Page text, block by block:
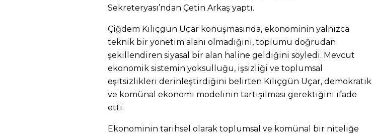
Sekreteryası’ndan Çetin Arkaş yaptı.
Çiğdem Kılıçgün Uçar konuşmasında, ekonominin yalnızca
teknik bir yönetim alanı olmadığını, toplumu doğrudan
şekillendiren siyasal bir alan haline geldiğini söyledi. Mevcut
ekonomik sistemin yoksulluğu, işsizliği ve toplumsal
eşitsizlikleri derinleştirdiğini belirten Kılıçgün Uçar, demokratik
ve komünal ekonomi modelinin tartışılması gerektiğini ifade
etti.
Ekonominin tarihsel olarak toplumsal ve komünal bir niteliğe